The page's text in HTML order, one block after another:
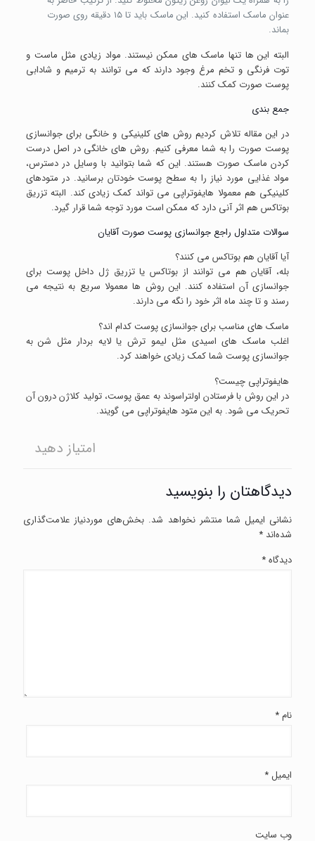
عنوان ماسک استفاده کنید. این ماسک باید تا ۱۵ دقیقه روی صورت
بماند.
البته این ها تنها ماسک های ممکن نیستند. مواد زیادی مثل ماست و
توت فرنگی و تخم مرغ وجود دارند که می توانند به ترمیم و شادابی
پوست صورت کمک کنند.
جمع بندی
در این مقاله تلاش کردیم روش های کلینیکی و خانگی برای جوانسازی
پوست صورت را به شما معرفی کنیم. روش های خانگی در اصل درست
کردن ماسک صورت هستند. این که شما بتوانید با وسایل در دسترس،
مواد غذایی مورد نیاز را به سطح پوست خودتان برسانید. در متودهای
کلینیکی هم معمولا هایفوتراپی می تواند کمک زیادی کند. البته تزریق
بوتاکس هم اثر آنی دارد که ممکن است مورد توجه شما قرار گیرد.
سوالات متداول راجع جوانسازی پوست صورت آقایان
آیا آقایان هم بوتاکس می کنند؟
بله، آقایان هم می توانند از بوتاکس یا تزریق ژل داخل پوست برای
جوانسازی آن استفاده کنند. این روش ها معمولا سریع به نتیجه می
رسند و تا چند ماه اثر خود را نگه می دارند.
ماسک های مناسب برای جوانسازی پوست کدام اند؟
اغلب ماسک های اسیدی مثل لیمو ترش یا لایه بردار مثل شن به
جوانسازی پوست شما کمک زیادی خواهند کرد.
هایفوتراپی چیست؟
در این روش با فرستادن اولتراسوند به عمق پوست، تولید کلاژن درون آن
تحریک می شود. به این متود هایفوتراپی می گویند.
امتیاز دهید
دیدگاهتان را بنویسید
نشانی ایمیل شما منتشر نخواهد شد. بخش‌های موردنیاز علامت‌گذاری
شده‌اند *
دیدگاه*
نام*
ایمیل *
وب‌ سایت